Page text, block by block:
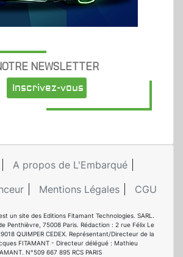
NEWSLETTER
Inscrivez-vous
A propos de L'Embarqué
Mentions Légales CGU
un site des Editions Fitamant Technologies. SARL.
Penthièvre, 75008 Paris. Rédaction : 2 rue Félix Le
QUIMPER CEDEX. Représentant/Directeur de la
FITAMANT - Directeur délégué : Mathieu
N°509 667 895 RCS PARIS